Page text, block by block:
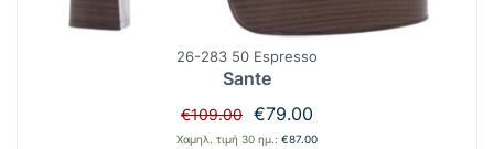
26-283 50 Espresso
Sante
€109.00 Original
price
€79.00
τρέχουσα
Χαμηλ. τιμή 30 ημ.: €87.00